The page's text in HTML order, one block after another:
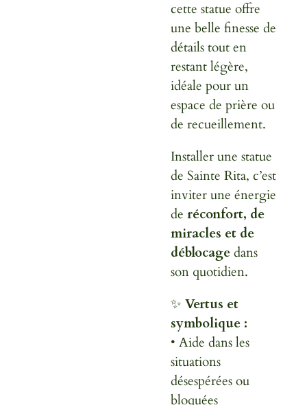
cette statue offre
une belle finesse de
détails tout en
restant légère,
idéale pour un
espace de prière ou
de recueillement.
Installer une statue
de Sainte Rita, c’est
inviter une énergie
de réconfort, de
miracles et de
déblocagedans
son quotidien.
✨ Vertus et
symbolique :
• Aide dans les
situations
désespérées ou
bloquées